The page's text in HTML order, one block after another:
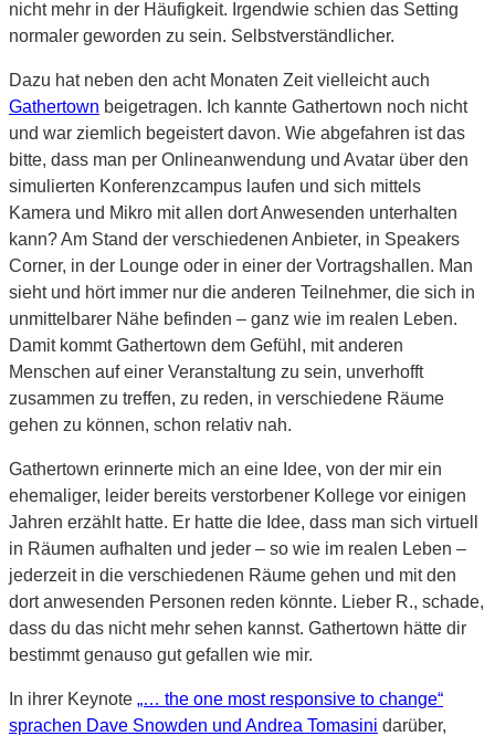
nicht mehr in der Häufigkeit. Irgendwie schien das Setting
normaler geworden zu sein. Selbstverständlicher.
Dazu hat neben den acht Monaten Zeit vielleicht auch
Gathertown beigetragen. Ich kannte Gathertown noch nicht
und war ziemlich begeistert davon. Wie abgefahren ist das
bitte, dass man per Onlineanwendung und Avatar über den
simulierten Konferenzcampus laufen und sich mittels
Kamera und Mikro mit allen dort Anwesenden unterhalten
kann? Am Stand der verschiedenen Anbieter, in Speakers
Corner, in der Lounge oder in einer der Vortragshallen. Man
sieht und hört immer nur die anderen Teilnehmer, die sich in
unmittelbarer Nähe befinden – ganz wie im realen Leben.
Damit kommt Gathertown dem Gefühl, mit anderen
Menschen auf einer Veranstaltung zu sein, unverhofft
zusammen zu treffen, zu reden, in verschiedene Räume
gehen zu können, schon relativ nah.
Gathertown erinnerte mich an eine Idee, von der mir ein
ehemaliger, leider bereits verstorbener Kollege vor einigen
Jahren erzählt hatte. Er hatte die Idee, dass man sich virtuell
in Räumen aufhalten und jeder – so wie im realen Leben –
jederzeit in die verschiedenen Räume gehen und mit den
dort anwesenden Personen reden könnte. Lieber R., schade,
dass du das nicht mehr sehen kannst. Gathertown hätte dir
bestimmt genauso gut gefallen wie mir.
In ihrer Keynote „… the one most responsive to change“
sprachen Dave Snowden und Andrea Tomasini darüber,